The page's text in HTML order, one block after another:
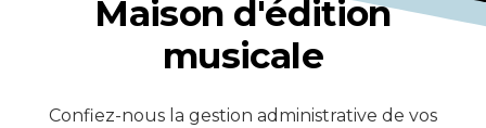
Maison d'édition
musicale
Confiez-nous la gestion administrative de vos